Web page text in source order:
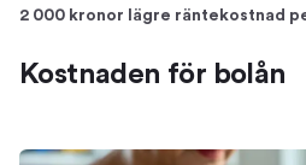
2 000 kronor lägre räntekostnad
Kostnaden för bolån